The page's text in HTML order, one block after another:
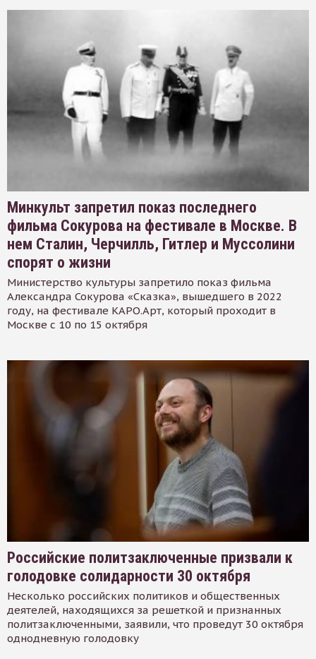
Минкульт запретил показ последнего
фильма Сокурова на фестивале в Москве. В
нем Сталин, Черчилль, Гитлер и Муссолини
спорят о жизни
Министерство культуры запретило показ фильма
Александра Сокурова «Сказка», вышедшего в 2022
году, на фестивале КАРО.Арт, который проходит в
Москве с 10 по 15 октября
Российские политзаключенные призвали к
голодовке солидарности 30 октября
Несколько российских политиков и общественных
деятелей, находящихся за решеткой и признанных
политзаключенными, заявили, что проведут 30 октября
однодневную голодовку